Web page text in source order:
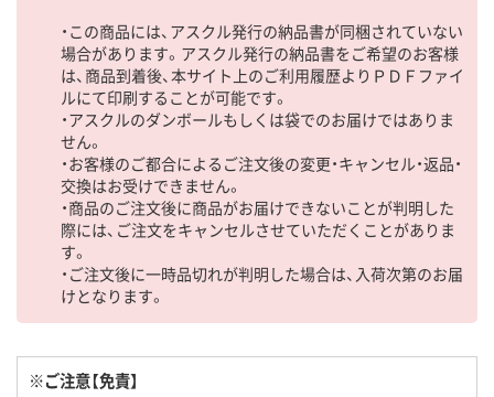
・この商品には、アスクル発行の納品書が同梱されていない
場合があります。アスクル発行の納品書をご希望のお客様
は、商品到着後、本サイト上のご利用履歴よりＰＤＦファイ
ルにて印刷することが可能です。
・アスクルのダンボールもしくは袋でのお届けではありま
せん。
・お客様のご都合によるご注文後の変更・キャンセル・返品・
交換はお受けできません。
・商品のご注文後に商品がお届けできないことが判明した
際には、ご注文をキャンセルさせていただくことがありま
す。
・ご注文後に一時品切れが判明した場合は、入荷次第のお届
けとなります。
※ご注意【免責】